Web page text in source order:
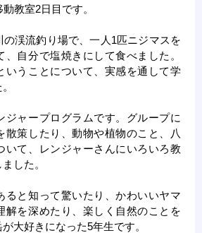
教室2日目です。
渓流釣り場で、一人1匹ニジマスを
自分で塩焼きにして食べました。
いうことについて、実感を通して学
ャープログラムです。グループに
散策したり、動物や植物のこと、八
いて、レンジャーさんにいろいろ教
した。
と知って驚いたり、かわいいヤマ
解を深めたり、楽しく自然のことを
大好きになった5年生です。